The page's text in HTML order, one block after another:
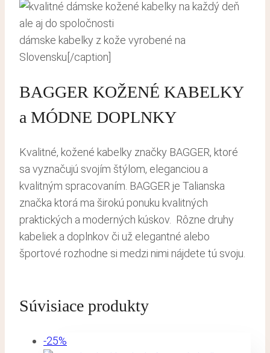
dámske kabelky z kože vyrobené na
Slovensku[/caption]
BAGGER KOŽENÉ KABELKY
a MÓDNE DOPLNKY
Kvalitné, kožené kabelky značky BAGGER, ktoré
sa vyznačujú svojím štýlom, eleganciou a
kvalitným spracovaním. BAGGER je Talianska
značka ktorá ma širokú ponuku kvalitných
praktických a moderných kúskov. Rôzne druhy
kabeliek a doplnkov či už elegantné alebo
športové rozhodne si medzi nimi nájdete tú svoju.
Súvisiace produkty
-25%